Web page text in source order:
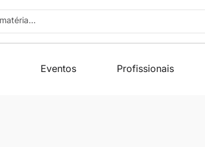
Eventos Profissionais